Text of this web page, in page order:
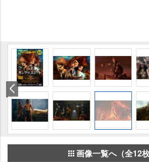
画像一覧へ（全12枚